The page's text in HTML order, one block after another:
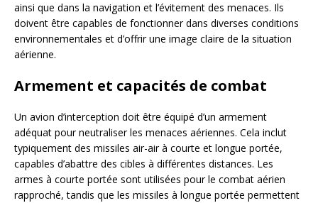
ainsi que dans la navigation et l’évitement des menaces. Ils
doivent être capables de fonctionner dans diverses conditions
environnementales et d’offrir une image claire de la situation
aérienne.
Armement et capacités de combat
Un avion d’interception doit être équipé d’un armement
adéquat pour neutraliser les menaces aériennes. Cela inclut
typiquement des missiles air-air à courte et longue portée,
capables d’abattre des cibles à différentes distances. Les
armes à courte portée sont utilisées pour le combat aérien
rapproché, tandis que les missiles à longue portée permettent